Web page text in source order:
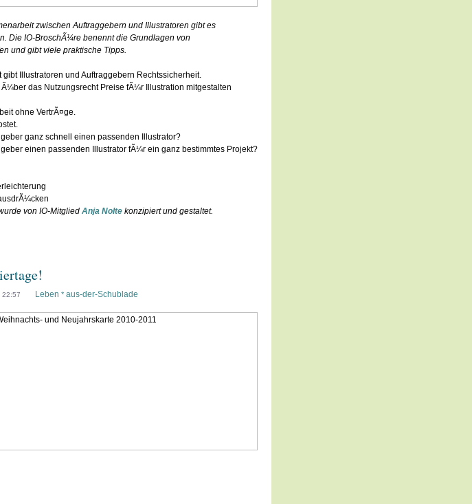
zwischen Auftraggebern und Illustratoren gibt es
Die IO-BroschÃ¼re benennt die Grundlagen von
und gibt viele praktische Tipps.
gibt Illustratoren und Auftraggebern Rechtssicherheit.
das Nutzungsrecht Preise fÃ¼r Illustration mitgestalten
ohne VertrÃ¤ge.
ganz schnell einen passenden Illustrator?
einen passenden Illustrator fÃ¼r ein ganz bestimmtes Projekt?
von IO-Mitglied Anja Nolte konzipiert und gestaltet.
22:57 Leben * aus-der-Schublade